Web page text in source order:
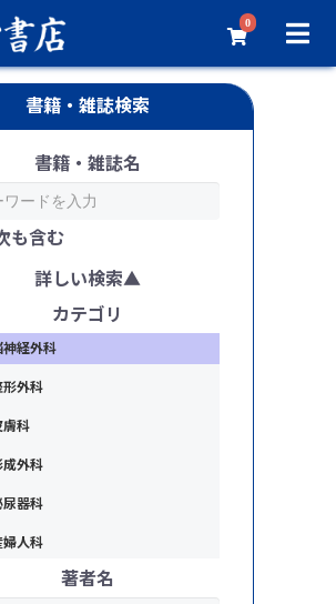
0
書籍・雑誌検索
書籍・雑誌名
も含む
詳しい検索
カテゴリ
医学／外科系
科学一般
器外科
血管外科
吸器外科
腺・内分泌外科
神経外科
形外科
膚科
成外科
尿器科
婦人科
著者名